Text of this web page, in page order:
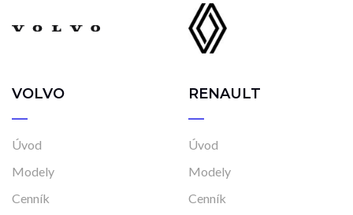
VOLVO
Úvod
Modely
Cenník
RENAULT
Úvod
Modely
Cenník